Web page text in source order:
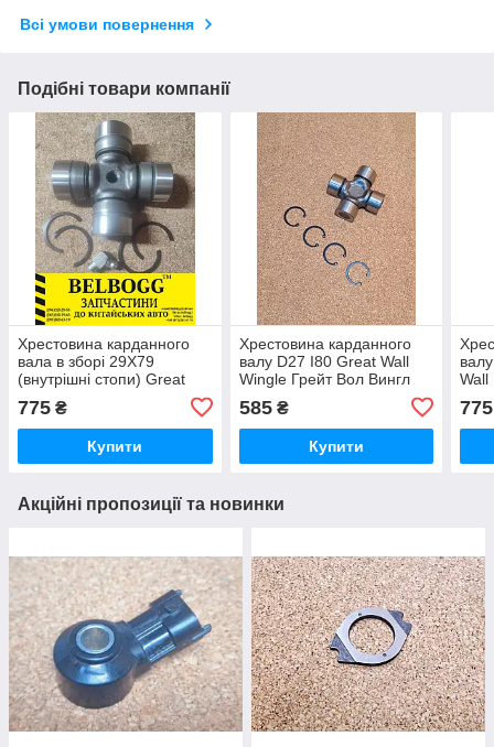
Всі умови повернення
Подібні товари компанії
Хрестовина карданного
вала в зборі 29Х79
(внутрішні стопи) Great
Wall Deer Грейт Вол Грір
Грейт Вол Делл Дір
775 ₴
Купити
Хрестовина карданного
валу D27 I80 Great Wall
Wingle Грейт Вол Вингл
585₴
Купити
Wall
775
Акційні пропозиції та новинки